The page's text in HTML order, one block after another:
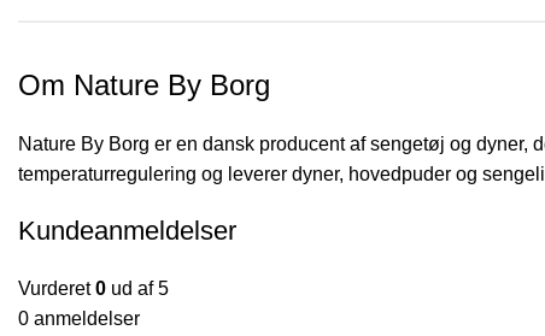
Om Nature By Borg
Nature By Borg er en dansk producent af sengetøj og
temperaturregulering og leverer dyner, hovedpuder og
Kundeanmeldelser
Vurderet0 ud af 5
0 anmeldelser